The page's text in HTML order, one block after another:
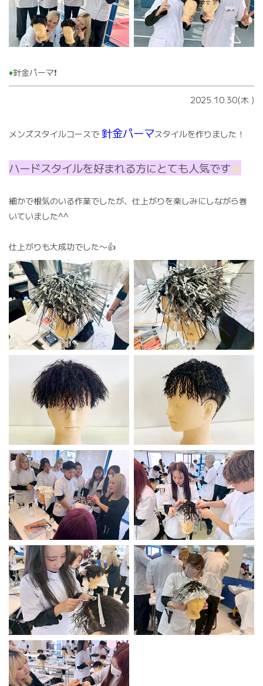
♦️針金パーマ❗️
2025.10.30(木 )
メンズスタイルコースで 針金パーマスタイルを作りました！
ハードスタイルを好まれる方にとても人気です☆
細かで根気のいる作業でしたが、仕上がりを楽しみにしながら巻
いていました^^
仕上がりも大成功でした〜👍